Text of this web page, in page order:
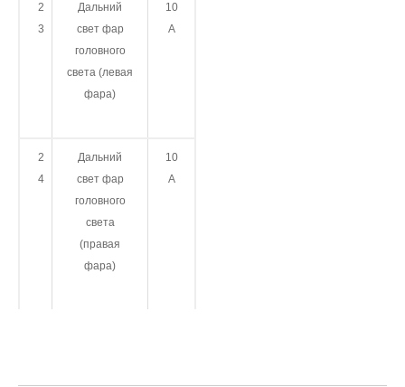
2
3
Дальний
свет фар
головного
света (левая
фара)
10
А
2
4
Дальний
свет фар
головного
света
(правая
фара)
10
А